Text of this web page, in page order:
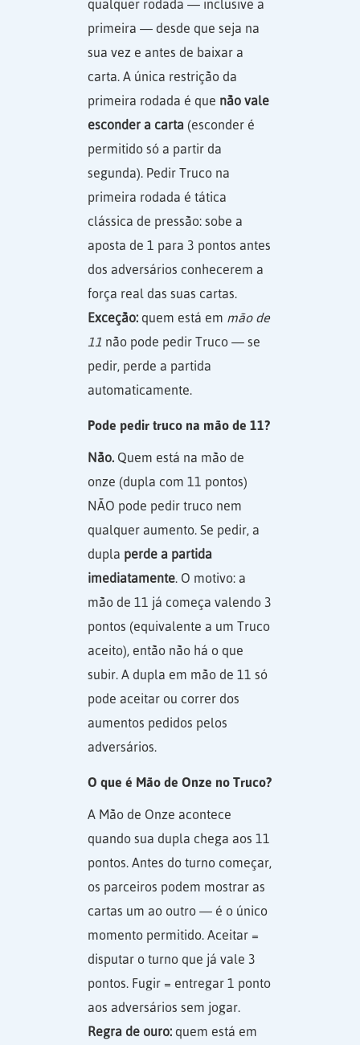
qualquer rodada — inclusive a
primeira — desde que seja na
sua vez e antes de baixar a
carta. A única restrição da
primeira rodada é que não vale
esconder a carta (esconder é
permitido só a partir da
segunda). Pedir Truco na
primeira rodada é tática
clássica de pressão: sobe a
aposta de 1 para 3 pontos antes
dos adversários conhecerem a
força real das suas cartas.
Exceção: quem está em mão de
11 não pode pedir Truco — se
pedir, perde a partida
automaticamente.
Pode pedir truco na mão de 11?
Não. Quem está na mão de
onze (dupla com 11 pontos)
NÃO pode pedir truco nem
qualquer aumento. Se pedir, a
dupla perde a partida
imediatamente. O motivo: a
mão de 11 já começa valendo 3
pontos (equivalente a um Truco
aceito), então não há o que
subir. A dupla em mão de 11 só
pode aceitar ou correr dos
aumentos pedidos pelos
adversários.
O que é Mão de Onze no Truco?
A Mão de Onze acontece
quando sua dupla chega aos 11
pontos. Antes do turno começar,
os parceiros podem mostrar as
cartas um ao outro — é o único
momento permitido. Aceitar =
disputar o turno que já vale 3
pontos. Fugir = entregar 1 ponto
aos adversários sem jogar.
Regra de ouro: quem está em